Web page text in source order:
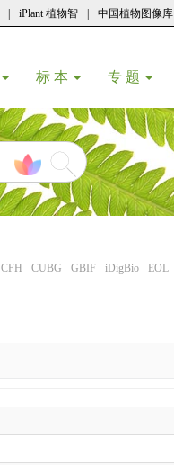
iPlant 植物智 中国植物图像库
标 本 专 题
CFH CUBG GBIF iDigBio EOL